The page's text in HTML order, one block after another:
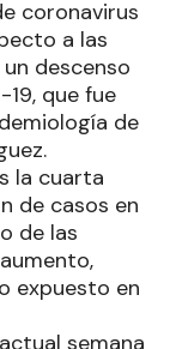
coronavirus
a las
descenso
que fue
de
la cuarta
de casos en
de las
expuesto en
semana